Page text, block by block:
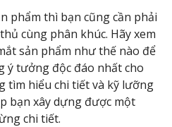
phẩm thì bạn cũng cần phải
cùng phân khúc. Hãy xem
sản phẩm như thế nào để
ý tưởng độc đáo nhất cho
tìm hiểu chi tiết và kỹ lưỡng
bạn xây dựng được một
chi tiết.